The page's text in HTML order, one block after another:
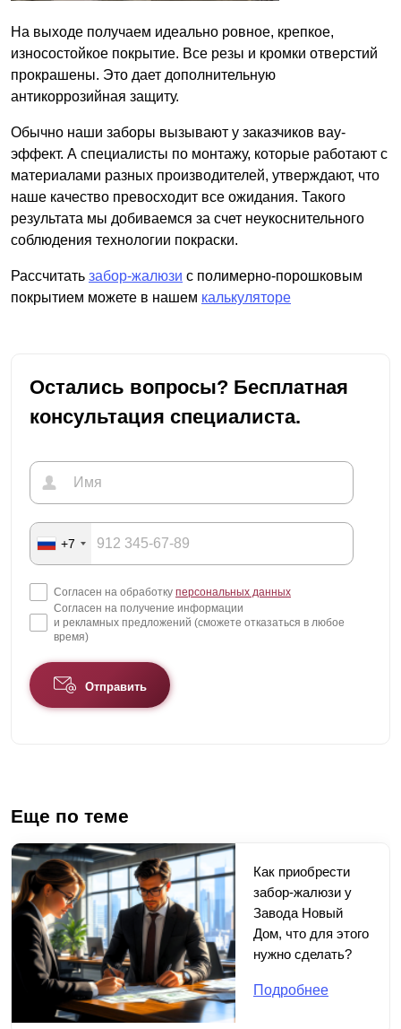
На выходе получаем идеально ровное, крепкое,
износостойкое покрытие. Все резы и кромки отверстий
прокрашены. Это дает дополнительную
антикоррозийная защиту.
Обычно наши заборы вызывают у заказчиков вау-
эффект. А специалисты по монтажу, которые работают с
материалами разных производителей, утверждают, что
наше качество превосходит все ожидания. Такого
результата мы добиваемся за счет неукоснительного
соблюдения технологии покраски.
Рассчитать забор-жалюзи с полимерно-порошковым
покрытием можете в нашем калькуляторе
Остались вопросы? Бесплатная
консультация специалиста.
+7
Согласен на обработку персональных данных
Согласен на получение информации
и рекламных предложений (сможете отказаться в любое
время)
Отправить
Еще по теме
Как приобрести
забор-жалюзи у
Завода Новый
Дом, что для этого
нужно сделать?
Подробнее